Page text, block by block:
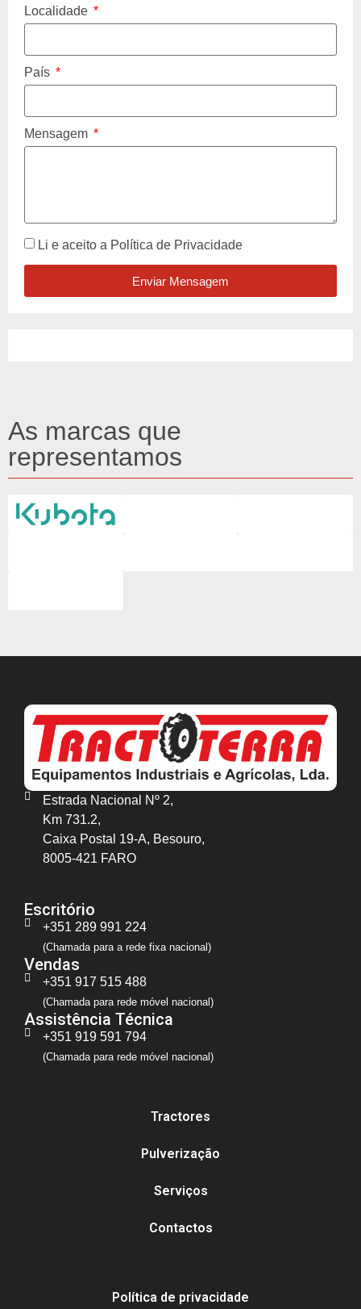
Localidade
País
Mensagem
Li e aceito a Política de Privacidade
Enviar Mensagem
As marcas que
representamos
Estrada Nacional Nº 2,
Km 731.2,
Caixa Postal 19-A, Besouro,
8005-421 FARO
Escritório
+351 289 991 224
(Chamada para a rede fixa nacional)
Vendas
+351 917 515 488
(Chamada para rede móvel nacional)
Assistência Técnica
+351 919 591 794
(Chamada para rede móvel nacional)
Tractores
Pulverização
Serviços
Contactos
Política de privacidade